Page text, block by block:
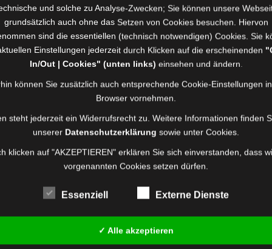
sowie Mitgliedern des Feuerwehrvereins für
der Wehr.[ Mehr >> ]
– Aktive Wehr
Jahre aktiven Feuerwehrdienst[ Mehr >> ]
Mitglieder im Feuerwehrverein
und solche zu Analyse-Zwecken; Sie können unsere
grundsätzlich auch ohne das Setzen von Cookies besuchen. Hiervon
sind die essentiellen (technisch notwendigen) Cookies. Sie
Einstellungen jederzeit durch Klicken auf die erscheinenden
In/Out | Cookies" (unten links) einsehen und ändern.
können Sie zusätzlich auch entsprechende Cookie-Einstellungen
Browser vornehmen.
steht jederzeit ein Widerrufsrecht zu. Weitere Informationen finden
unserer Datenschutzerklärung sowie unter Cookies.
klicken auf "AKZEPTIEREN" erklären Sie sich einverstanden, dass
vorgenannten Cookies setzen dürfen.
Essenziell Externe Dienste
✓ Alle akzeptieren